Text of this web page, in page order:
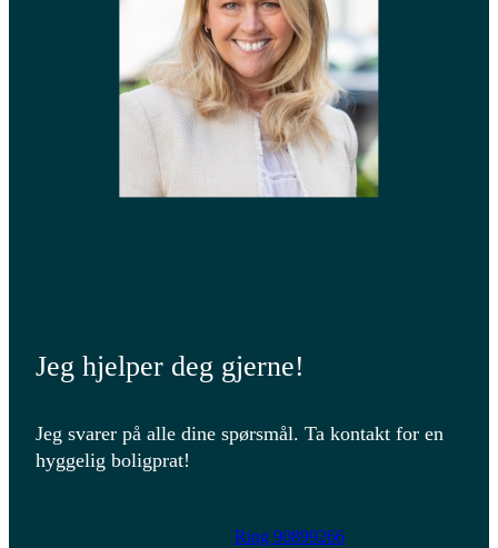
Jeg hjelper deg gjerne!
Jeg svarer på alle dine spørsmål. Ta kontakt for en
hyggelig boligprat!
Ring 90899266